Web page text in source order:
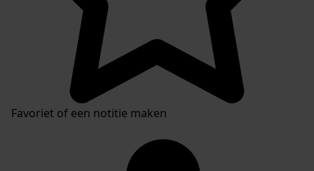
Favoriet of een notitie maken